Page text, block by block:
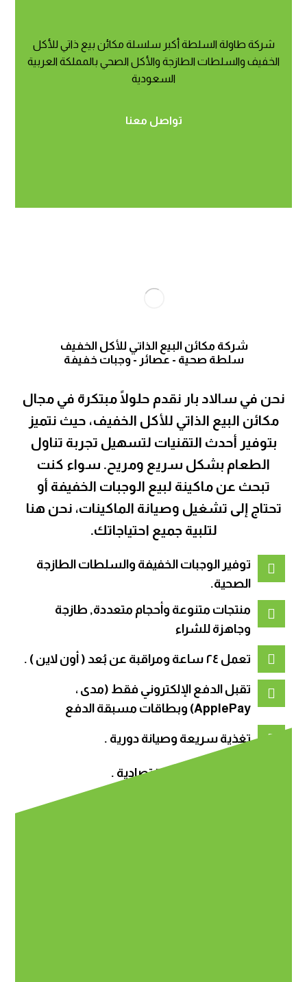
شركة طاولة السلطة أكبر سلسلة مكائن بيع ذاتي للأكل
الخفيف والسلطات الطازجة والأكل الصحي بالمملكة العربية
السعودية
تواصل معنا
شركة مكائن البيع الذاتي للأكل الخفيف
سلطة صحية - عصائر - وجبات خفيفة
نحن في سالاد بار نقدم حلولًا مبتكرة في مجال
مكائن البيع الذاتي للأكل الخفيف، حيث نتميز
بتوفير أحدث التقنيات لتسهيل تجربة تناول
الطعام بشكل سريع ومريح. سواء كنت
تبحث عن ماكينة لبيع الوجبات الخفيفة أو
تحتاج إلى تشغيل وصيانة الماكينات، نحن هنا
لتلبية جميع احتياجاتك.
ﺗﻮﻓﻴﺮ اﻟﻮﺟﺒﺎت اﻟﺨﻔﻴﻔﺔ واﻟﺴﻠﻄﺎت اﻟﻄﺎزﺟﺔ
اﻟﺼﺤﻴﺔ.
ﻣﻨﺘﺠﺎت ﻣﺘﻨﻮﻋﺔ وأﺣﺠﺎم ﻣﺘﻌﺪدة, ﻃﺎزﺟﺔ
وﺟﺎﻫﺰة ﻟﻠﺸﺮاء
تعمل ٢٤ ساعة ومراقبة عن بُعد ( أون لاين ) .
تقبل الدفع الإلكتروني فقط (مدى ،
ApplePay) وبطاقات مسبقة الدفع
تغذية سريعة وصيانة دورية .
أسعار منافسة واقتصادية .